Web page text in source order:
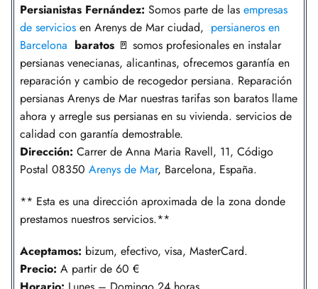
Persianistas Fernández: Somos parte de las empresas
de servicios en Arenys de Mar ciudad, persianeros en
Barcelona baratos 🚪 somos profesionales en instalar
persianas venecianas, alicantinas, ofrecemos garantía en
reparación y cambio de recogedor persiana. Reparación
persianas Arenys de Mar nuestras tarifas son baratos llame
ahora y arregle sus persianas en su vivienda. servicios de
calidad con garantía demostrable.
Dirección: Carrer de Anna Maria Ravell, 11, Código
Postal 08350 Arenys de Mar, Barcelona, España.
** Esta es una dirección aproximada de la zona donde
prestamos nuestros servicios.**
Aceptamos: bizum, efectivo, visa, MasterCard.
Precio: A partir de 60 €